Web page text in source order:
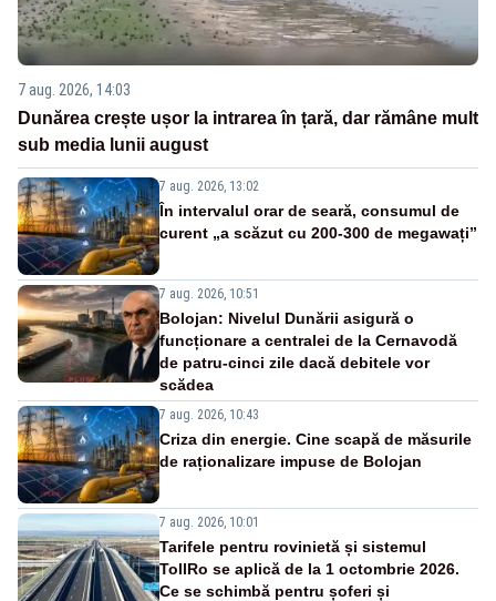
7 aug. 2026, 14:03
Dunărea crește ușor la intrarea în țară, dar rămâne mult
sub media lunii august
7 aug. 2026, 13:02
În intervalul orar de seară, consumul de
curent „a scăzut cu 200-300 de megawați”
7 aug. 2026, 10:51
Bolojan: Nivelul Dunării asigură o
funcționare a centralei de la Cernavodă
de patru-cinci zile dacă debitele vor
scădea
7 aug. 2026, 10:43
Criza din energie. Cine scapă de măsurile
de raționalizare impuse de Bolojan
7 aug. 2026, 10:01
Tarifele pentru rovinietă și sistemul
TollRo se aplică de la 1 octombrie 2026.
Ce se schimbă pentru șoferi și